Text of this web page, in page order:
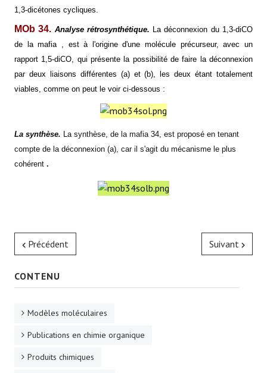
1,3-dicétones cycliques.
MOb 34. Analyse rétrosynthétique. La déconnexion du 1,3-diCO
de
la mafia , est à l'origine d'une molécule précurseur, avec un
rapport 1,5-diCO, qui présente la possibilité de faire la déconnexion
par deux liaisons différentes (a) et (b), les deux étant totalement
viables, comme on peut le voir ci-dessous :
La synthèse. La synthèse, de la mafia 34, est proposé en tenant
compte de la déconnexion (a), car il s'agit du mécanisme le plus
cohérent .
Précédent Suivant
CONTENU
Modèles moléculaires
Publications en chimie organique
Produits chimiques